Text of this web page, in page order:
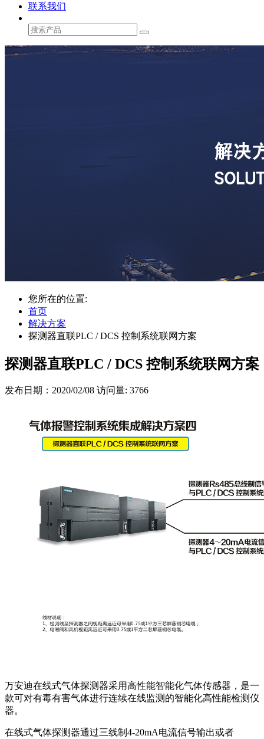
联系我们
您所在的位置:
首页
解决方案
探测器直联PLC / DCS 控制系统联网方案
探测器直联PLC / DCS 控制系统联网方案
发布日期：2020/02/08 访问量: 3766
万安迪在线式气体探测器采用高性能智能化气体传感器，是一
款可对有毒有害气体进行连续在线监测的智能化高性能检测仪
器。
在线式气体探测器通过三线制4-20mA电流信号输出或者